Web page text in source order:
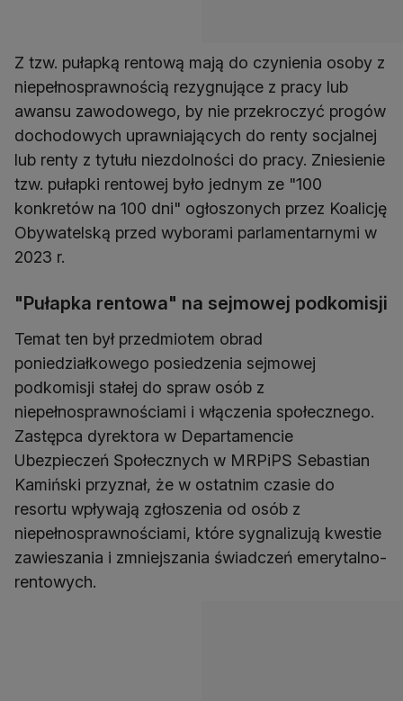
Z tzw. pułapką rentową mają do czynienia osoby z
niepełnosprawnością rezygnujące z pracy lub
awansu zawodowego, by nie przekroczyć progów
dochodowych uprawniających do renty socjalnej
lub renty z tytułu niezdolności do pracy. Zniesienie
tzw. pułapki rentowej było jednym ze "100
konkretów na 100 dni" ogłoszonych przez Koalicję
Obywatelską przed wyborami parlamentarnymi w
2023 r.
"Pułapka rentowa" na sejmowej podkomisji
Temat ten był przedmiotem obrad
poniedziałkowego posiedzenia sejmowej
podkomisji stałej do spraw osób z
niepełnosprawnościami i włączenia społecznego.
Zastępca dyrektora w Departamencie
Ubezpieczeń Społecznych w MRPiPS Sebastian
Kamiński przyznał, że w ostatnim czasie do
resortu wpływają zgłoszenia od osób z
niepełnosprawnościami, które sygnalizują kwestie
zawieszania i zmniejszania świadczeń emerytalno-